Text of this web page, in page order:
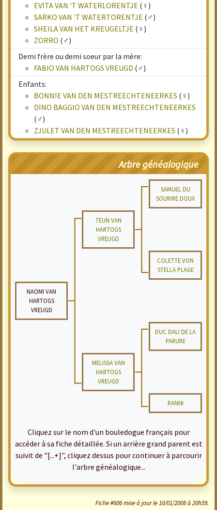
EVITA VAN 'T WATERLORENTJE (♀)
SARKO VAN 'T WATERTORENTJE (♂)
SHEILA VAN HET KREUGELTJE (♀)
ZORRO (♂)
Demi frère ou demi soeur par la mère:
FABIO VAN HARTOGS VREUGD (♂)
Enfants:
BONNIE VAN DEN MESTREECHTENEERKES (♀)
DINO BAGGIO VAN DEN MESTREECHTENEERKES
(♂)
ZJULET VAN DEN MESTREECHTENEERKES (♀)
Arbre généalogique
SAMUEL DU
SOURIRE DOUX
TEUN VAN
HARTOGS
VREUGD
COLETTE VON
STELLA PLAGE
NAOMI VAN
HARTOGS
VREUGD
DUC DALI DE LA
PARURE
MELISSA VAN
HARTOGS
VREUGD
RANNI
Cliquez sur le nom d'un bouledogue français pour
accéder à sa fiche détaillée. Si un arrière grand parent est
suivit de "[...+]", cliquez dessus pour continuer à parcourir
l'arbre généalogique...
Fiche #606 mise à jour le 10/01/2008 à 20h59.